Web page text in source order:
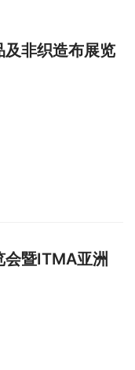
非织造布展览
暨ITMA亚洲